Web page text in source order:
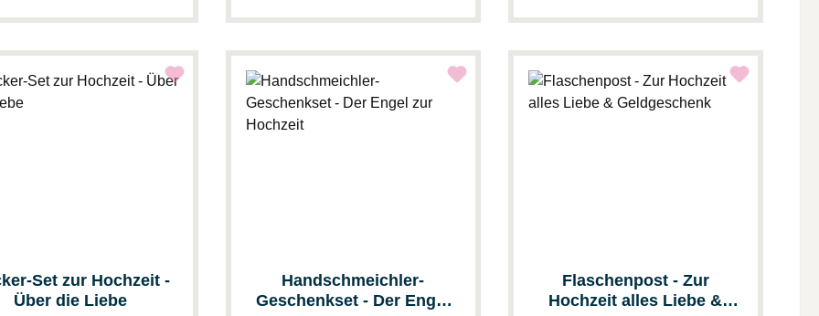
zur Hochzeit -
Über die Liebe
Handschmeichler-
Geschenkset - Der Engel
Flaschenpost - Zur
Hochzeit alles Liebe &